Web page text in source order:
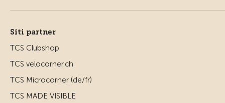
Siti partner
TCS Clubshop
TCS velocorner.ch
TCS Microcorner (de/fr)
TCS MADE VISIBLE